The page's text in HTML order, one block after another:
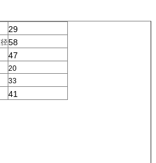
29
58
47
20
33
41